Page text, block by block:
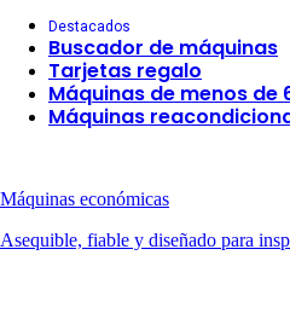
Destacados
Buscador de máquinas
Tarjetas regalo
Máquinas de menos de
Máquinas
Máquinas económicas
Asequible, fiable y diseñado para